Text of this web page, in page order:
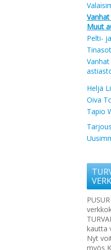
Muut
Pelti-
Heljä
Oiva
Tapio
kautta
Nyt
myös